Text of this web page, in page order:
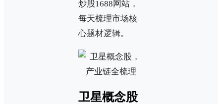
炒股1688网站，
每天梳理市场核
心题材逻辑。
卫星概念股